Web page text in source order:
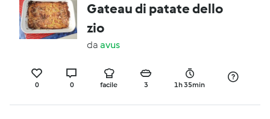
Gateau di patate dello
zio
da avus
0 0 facile 3 1h 35min